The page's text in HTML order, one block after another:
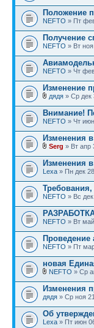
Положение
NEFTO » Пт
Получение
NEFTO » Вт
NEFTO » Чт
Изменение
дядя » Ср дек
Внимание!
NEFTO » Чт
Изменения
Serg » Вт апр
Изменения
Lexa » Пн дек
NEFTO » Вс
NEFTO » Вт
Проведение
NEFTO » Пт
новая
NEFTO » Ср
Изменения
дядя » Ср ноя
Об
Lexa » Пт июн